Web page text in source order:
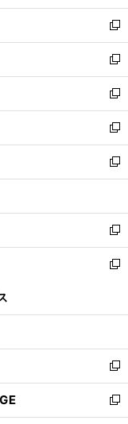
開
く
ウ
で
開
く
ン
ド
ウ
で
開
く
ウ
ィ
ン
ド
ウ
で
開
く
新
し
い
ウ
ィ
ン
ド
ウ
で
開
新
し
い
ウ
ィ
ン
ド
ウ
開
く
新
し
い
ウ
ィ
ン
ウ
で
開
く
新
し
い
ウ
ン
ド
ウ
で
新
し
ウ
ィ
ン
ド
開
新
し
い
ン
ウ
で
開
く
新
ウ
ン
ド
ウ
で
開
新
し
い
ウ
新
し